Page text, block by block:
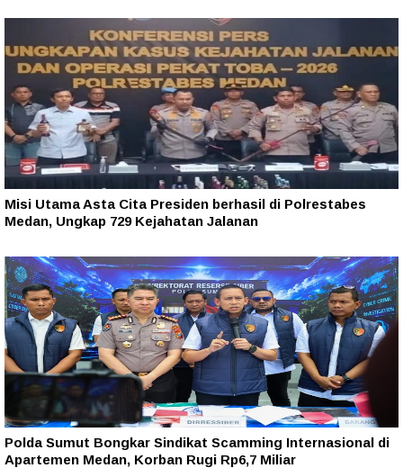
Misi Utama Asta Cita Presiden berhasil di Polrestabes
Medan, Ungkap 729 Kejahatan Jalanan
Polda Sumut Bongkar Sindikat Scamming Internasional di
Apartemen Medan, Korban Rugi Rp6,7 Miliar